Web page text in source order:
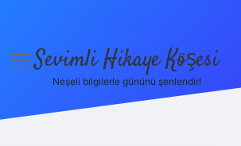
menüyüSevimli Hikaye Köşesi
Neşeli bilgilerle gününü şenlendir!